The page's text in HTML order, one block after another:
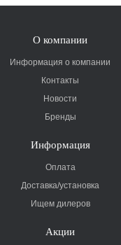
О компании
Информация о компании
Контакты
Новости
Бренды
Информация
Оплата
Доставка/установка
Ищем дилеров
Акции